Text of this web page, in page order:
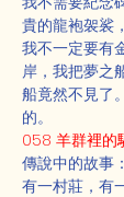
貴的龍袍袈裟
我不一定要有
岸，我把夢之
船竟然不見了
的。
058 羊群裡的
傳說中的故事：
有一村莊，有